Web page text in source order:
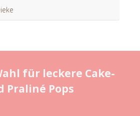
für leckere Cake-
Praliné Pops